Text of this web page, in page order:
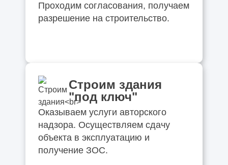
Проходим согласования, получаем
разрешение на строительство.
Строим здания
"под ключ"
Оказываем услуги авторского
надзора. Осуществляем сдачу
объекта в эксплуатацию и
получение ЗОС.